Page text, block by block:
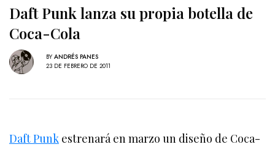
Daft Punk lanza su propia botella de
Coca-Cola
BY ANDRÉS PANES
23 DE FEBRERO DE 2011
Daft Punk estrenará en marzo un diseño de Coca-